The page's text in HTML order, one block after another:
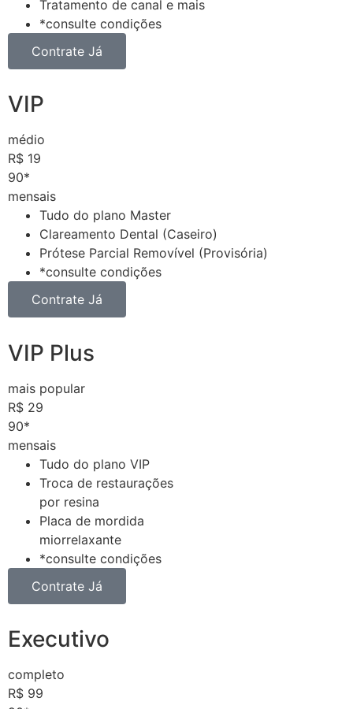
Tratamento de canal e mais
*consulte condições
Contrate Já
VIP
médio
R$ 19
90*
mensais
Tudo do plano Master
Clareamento Dental (Caseiro)
Prótese Parcial Removível (Provisória)
*consulte condições
Contrate Já
VIP Plus
mais popular
R$ 29
90*
mensais
Tudo do plano VIP
Troca de restaurações
por resina
Placa de mordida
miorrelaxante
*consulte condições
Contrate Já
Executivo
completo
R$ 99